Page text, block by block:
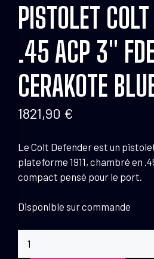
PISTOLET
.45 ACP 3″
CERAKOTE
1821,90 €
Le Colt Defender est un
plateforme 1911, chambré en .45
compact pensé pour le port.
Disponible sur commande